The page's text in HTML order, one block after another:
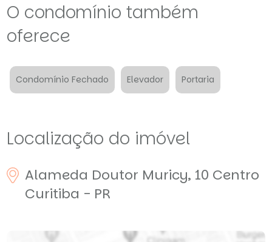
O condomínio também
oferece
Condomínio Fechado Elevador Portaria
Localização do imóvel
Alameda Doutor Muricy, 10 Centro
Curitiba - PR